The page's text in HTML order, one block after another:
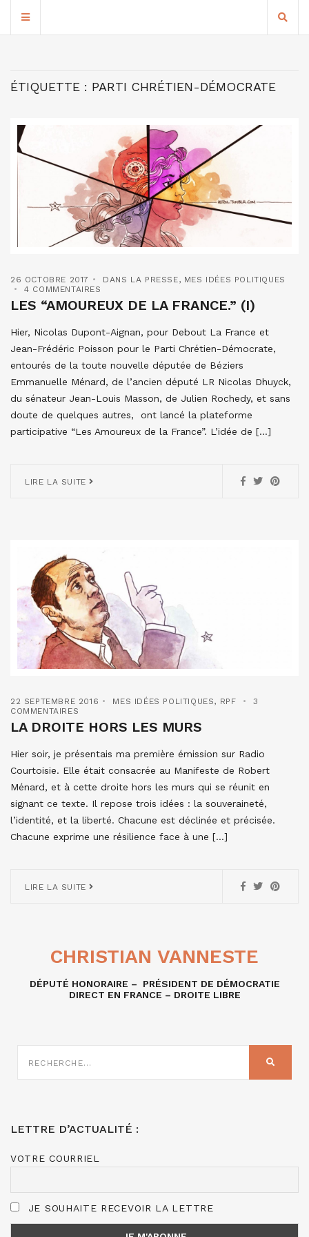
ÉTIQUETTE : PARTI CHRÉTIEN-DÉMOCRATE
26 OCTOBRE 2017 DANS LA PRESSE, MES IDÉES POLITIQUES
4 COMMENTAIRES
LES “AMOUREUX DE LA FRANCE.” (I)
Hier, Nicolas Dupont-Aignan, pour Debout La France et
Jean-Frédéric Poisson pour le Parti Chrétien-Démocrate,
entourés de la toute nouvelle députée de Béziers
Emmanuelle Ménard, de l’ancien député LR Nicolas Dhuyck,
du sénateur Jean-Louis Masson, de Julien Rochedy, et sans
doute de quelques autres, ont lancé la plateforme
participative “Les Amoureux de la France”. L’idée de […]
LIRE LA SUITE
22 SEPTEMBRE 2016 MES IDÉES POLITIQUES, RPF
3
COMMENTAIRES
LA DROITE HORS LES MURS
Hier soir, je présentais ma première émission sur Radio
Courtoisie. Elle était consacrée au Manifeste de Robert
Ménard, et à cette droite hors les murs qui se réunit en
signant ce texte. Il repose trois idées : la souveraineté,
l’identité, et la liberté. Chacune est déclinée et précisée.
Chacune exprime une résilience face à une […]
LIRE LA SUITE
CHRISTIAN VANNESTE
DÉPUTÉ HONORAIRE – PRÉSIDENT DE DÉMOCRATIE
DIRECT EN FRANCE – DROITE LIBRE
SUR
LETTRE D’ACTUALITÉ :
VOTRE COURRIEL
JE SOUHAITE RECEVOIR LA LETTRE